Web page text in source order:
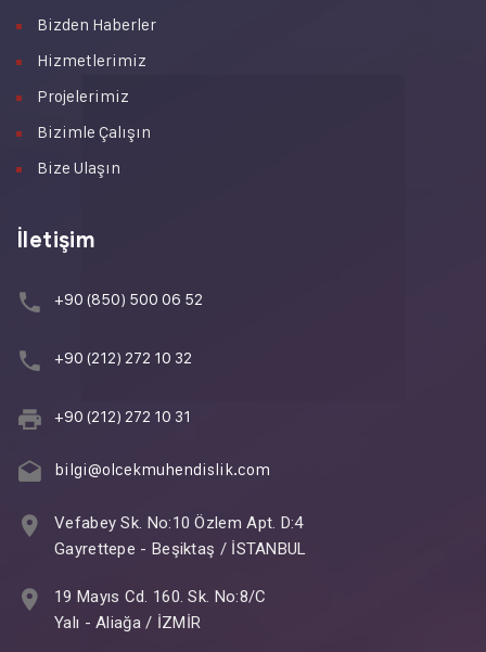
Bizden Haberler
Hizmetlerimiz
Projelerimiz
Bizimle Çalışın
Bize Ulaşın
İletişim
+90 (850) 500 06 52
+90 (212) 272 10 32
+90 (212) 272 10 31
bilgi@olcekmuhendislik.com
Vefabey Sk. No:10 Özlem Apt. D:4
Gayrettepe - Beşiktaş / İSTANBUL
19 Mayıs Cd. 160. Sk. No:8/C
Yalı - Aliağa / İZMİR